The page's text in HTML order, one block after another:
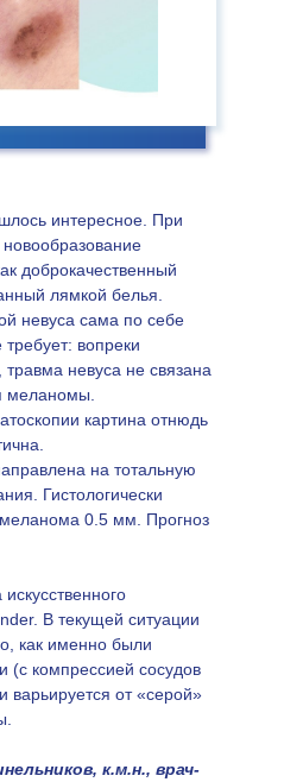
интересное. При
доброкачественный
лямкой белья.
невуса сама по себе
вопреки
невуса не связана
меланомы.
картина отнюдь
на тотальную
Гистологически
0.5 мм. Прогноз
В текущей ситуации
как именно были
(с компрессией сосудов
варьируется от «серой»
к.м.н., врач-